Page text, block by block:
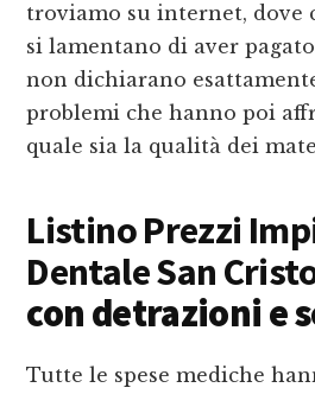
troviamo su internet, dove
si lamentano di aver
non dichiarano
problemi che hanno poi
quale sia la qualità dei
Listino Prezzi
Dentale San
con detrazioni e
Tutte le spese mediche